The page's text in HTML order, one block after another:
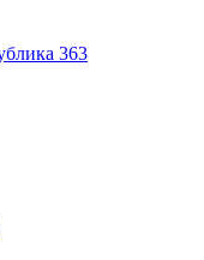
363